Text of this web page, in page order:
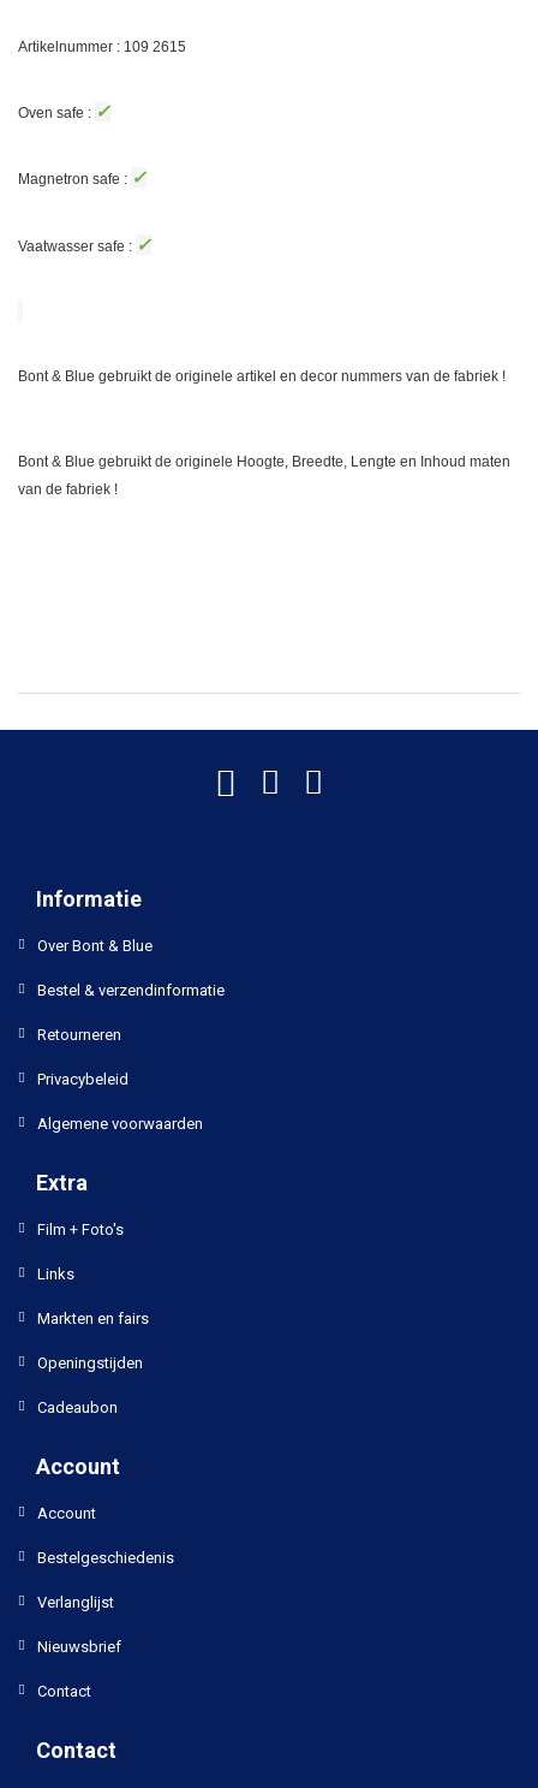
Artikelnummer : 109 2615
Oven safe : ✓
Magnetron safe : ✓
Vaatwasser safe : ✓
Bont & Blue gebruikt de originele artikel en decor nummers van de fabriek !
Bont & Blue gebruikt de originele Hoogte, Breedte, Lengte en Inhoud maten
van de fabriek !
Informatie
Over Bont & Blue
Bestel & verzendinformatie
Retourneren
Privacybeleid
Algemene voorwaarden
Extra
Film + Foto's
Links
Markten en fairs
Openingstijden
Cadeaubon
Account
Account
Bestelgeschiedenis
Verlanglijst
Nieuwsbrief
Contact
Contact